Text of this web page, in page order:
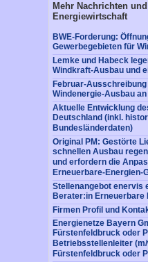
Mehr Nachrichten
Energiewirtschaft
BWE-Forderung:
Gewerbegebieten für
Lemke und Habeck
Windkraft-Ausbau und
Februar-
Windenergie-Ausbau
Aktuelle Entwicklung
Deutschland (inkl.
Bundesländerdaten)
Original PM: Gestörte
schnellen Ausbau
und erfordern die
Erneuerbare-Energien-
Stellenangebot enervis
Berater:in Erneuerbare
Firmen Profil und
Energienetze Bayern
Fürstenfeldbruck oder
Betriebsstellenleiter
Fürstenfeldbruck oder